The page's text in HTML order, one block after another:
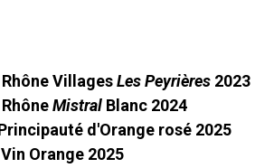
VillagesLes Peyrières 2023
Mistral Blanc 2024
d'Orange rosé 2025
Orange 2025